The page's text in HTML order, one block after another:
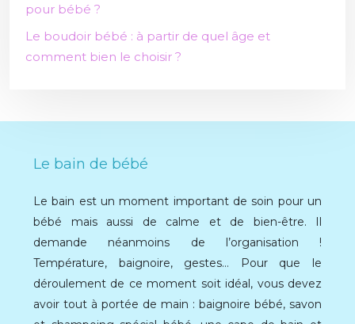
pour bébé ?
Le boudoir bébé : à partir de quel âge et
comment bien le choisir ?
Le bain de bébé
Le bain est un moment important de soin pour un
bébé mais aussi de calme et de bien-être. Il
demande néanmoins de l’organisation !
Température, baignoire, gestes… Pour que le
déroulement de ce moment soit idéal, vous devez
avoir tout à portée de main : baignoire bébé, savon